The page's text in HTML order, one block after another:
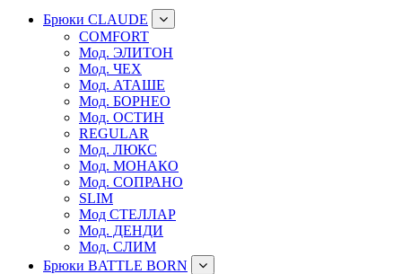
Брюки CLAUDE
COMFORT
Мод. ЭЛИТОН
Мод. ЧЕХ
Мод. АТАШЕ
Мод. БОРНЕО
Мод. ОСТИН
REGULAR
Мод. ЛЮКС
Мод. МОНАКО
Мод. СОПРАНО
SLIM
Мод СТЕЛЛАР
Мод. ДЕНДИ
Мод. СЛИМ
Брюки BATTLE BORN